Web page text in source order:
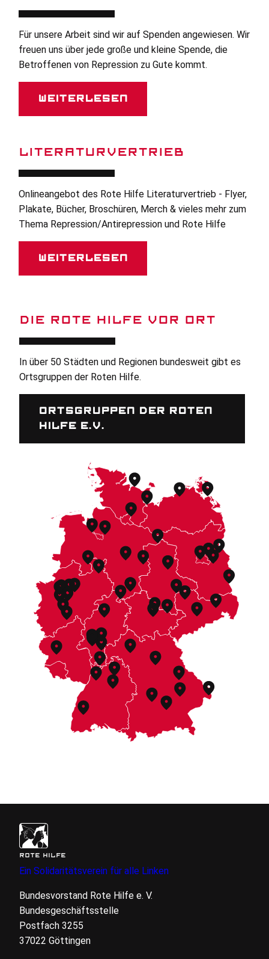
Für unsere Arbeit sind wir auf Spenden angewiesen. Wir
freuen uns über jede große und kleine Spende, die
Betroffenen von Repression zu Gute kommt.
Weiterlesen
LITERATURVERTRIEB
Onlineangebot des Rote Hilfe Literaturvertrieb - Flyer,
Plakate, Bücher, Broschüren, Merch & vieles mehr zum
Thema Repression/Antirepression und Rote Hilfe
Weiterlesen
DIE ROTE HILFE VOR ORT
In über 50 Städten und Regionen bundesweit gibt es
Ortsgruppen der Roten Hilfe.
Ortsgruppen der Roten
Hilfe e.V.
ROTE HILFE
Ein Solidaritätsverein für alle Linken
Bundesvorstand Rote Hilfe e. V.
Bundesgeschäftsstelle
Postfach 3255
37022 Göttingen